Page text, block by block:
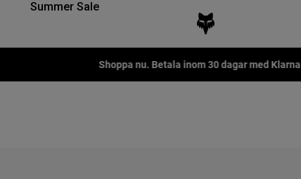
Summer Sale
Shoppa nu. Betala inom 30 dagar med Klarna